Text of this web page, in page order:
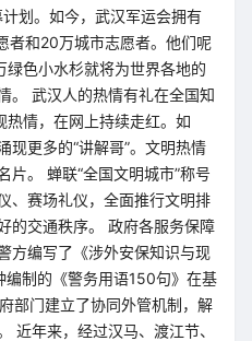
划。如今，武汉军运会拥有
者和20万城市志愿者。他们呢
绿色小水杉就将为世界各地的
。 武汉人的热情有礼在全国知
热情，在网上持续走红。如
现更多的“讲解哥”。文明热情
片。 蝉联“全国文明城市”称号
、赛场礼仪，全面推行文明排
的交通秩序。 政府各服务保障
方编写了《涉外安保知识与现
制的《警务用语150句》在基
部门建立了协同外管机制，解
近年来，经过汉马、渡江节、